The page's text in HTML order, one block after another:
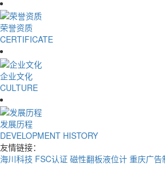
荣誉资质
CERTIFICATE
企业文化
CULTURE
发展历程
DEVELOPMENT HISTORY
友情链接：
海川科技 FSC认证 磁性翻板液位计 重庆广告